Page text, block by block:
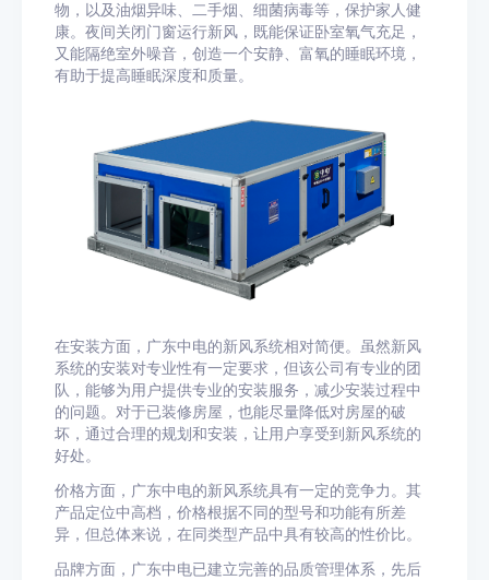
物，以及油烟异味、二手烟、细菌病毒等，保护家人健
康。夜间关闭门窗运行新风，既能保证卧室氧气充足，
又能隔绝室外噪音，创造一个安静、富氧的睡眠环境，
有助于提高睡眠深度和质量。
在安装方面，广东中电的新风系统相对简便。虽然新风
系统的安装对专业性有一定要求，但该公司有专业的团
队，能够为用户提供专业的安装服务，减少安装过程中
的问题。对于已装修房屋，也能尽量降低对房屋的破
坏，通过合理的规划和安装，让用户享受到新风系统的
好处。
价格方面，广东中电的新风系统具有一定的竞争力。其
产品定位中高档，价格根据不同的型号和功能有所差
异，但总体来说，在同类型产品中具有较高的性价比。
品牌方面，广东中电已建立完善的品质管理体系，先后